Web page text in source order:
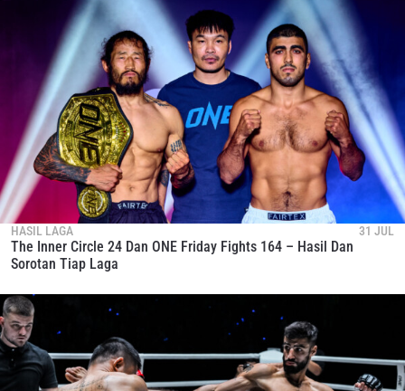
HASIL LAGA 31 JUL
The Inner Circle 24 Dan ONE Friday Fights 164 – Hasil Dan
Sorotan Tiap Laga